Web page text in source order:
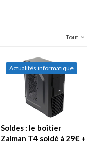
Tout
Actualités informatique
Soldes : le boîtier
Zalman T4 soldé à 29€ +